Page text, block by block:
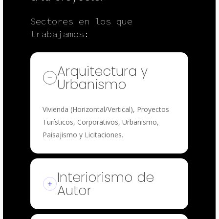
Sectores en los que
trabajamos:
Arquitectura y
Urbanismo
Vivienda (Horizontal/Vertical), Proyectos
Turísticos, Corporativos, Urbanismo,
Paisajismo y Licitaciones.
Interiorismo de
Autor
Espacios Residenciales, Restaurantes,